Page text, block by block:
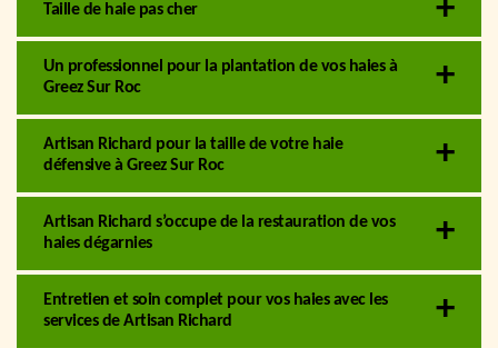
Taille de haie pas cher
Un professionnel pour la plantation de vos haies à
Greez Sur Roc
Artisan Richard pour la taille de votre haie
défensive à Greez Sur Roc
Artisan Richard s’occupe de la restauration de vos
haies dégarnies
Entretien et soin complet pour vos haies avec les
services de Artisan Richard